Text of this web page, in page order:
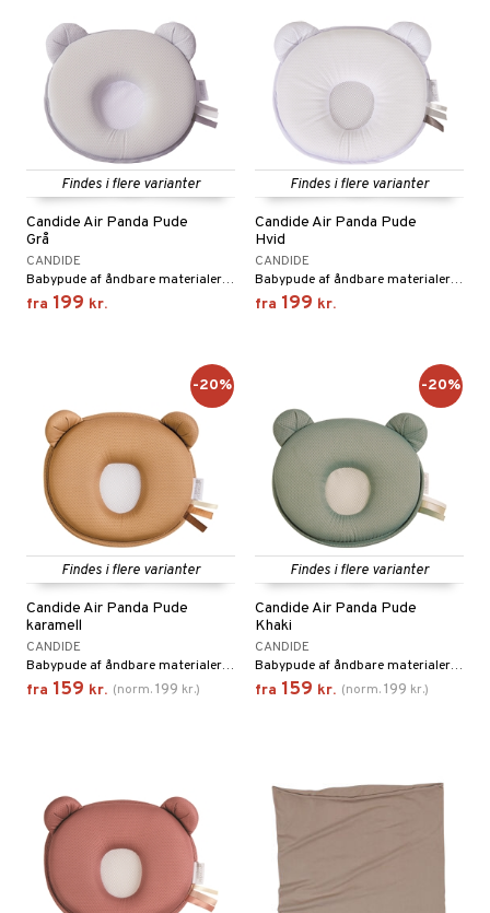
Findes i flere varianter
Candide Air Panda Pude
Grå
CANDIDE
Babypude af åndbare materialer med en ergonomisk form som er både lille, smidig og sikker.
fra 199 kr.
Findes i flere varianter
Candide Air Panda Pude
Hvid
CANDIDE
Babypude af åndbare materialer med en ergonomisk form som er både lille, smidig og sikker.
fra 199 kr.
Findes i flere varianter
Candide Air Panda Pude
karamell
CANDIDE
Babypude af åndbare materialer med en ergonomisk form som er både lille, smidig og sikker.
fra 159 kr. (norm.199 kr.)
-20%
Findes i flere varianter
Candide Air Panda Pude
Khaki
CANDIDE
Babypude af åndbare materialer med en ergonomisk form som er både lille, smidig og sikker.
fra 159 kr. (norm.199 kr.)
-20%